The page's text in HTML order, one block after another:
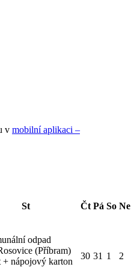
v mobilní aplikaci –
St Čt Pá So Ne
odpad
(Příbram)
+ nápojový karton
30 31 1 2